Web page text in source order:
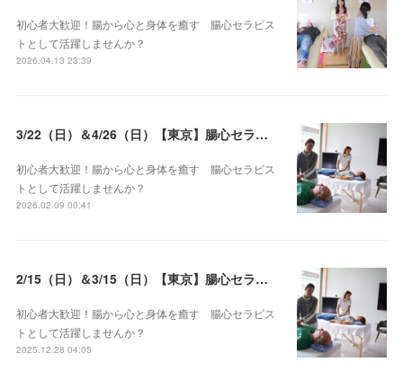
初心者大歓迎！腸から心と身体を癒す 腸心セラピス
トとして活躍しませんか？
2026.04.13 23:39
3/22（日）＆4/26（日）【東京】腸心セラピスト養成コース《２日間コース》開講決定
初心者大歓迎！腸から心と身体を癒す 腸心セラピス
トとして活躍しませんか？
2026.02.09 00:41
2/15（日）＆3/15（日）【東京】腸心セラピスト養成コース《２日間コース》開講決定
初心者大歓迎！腸から心と身体を癒す 腸心セラピス
トとして活躍しませんか？
2025.12.28 04:05